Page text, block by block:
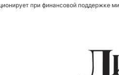
при финансовой поддержке